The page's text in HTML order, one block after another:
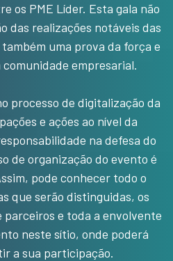
os PME Líder. Esta gala não
das realizações notáveis das
uma prova da força e
empresarial.
processo de digitalização da
e ações ao nível da
na defesa do
de organização do evento é
pode conhecer todo o
que serão distinguidas, os
parceiros e toda a envolvente
neste sítio, onde poderá
a sua participação.